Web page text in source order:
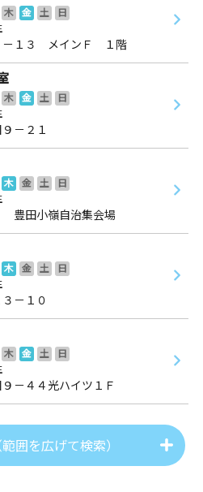
木 金 土
日
－１３ メインＦ １階
木 金 土
日
－２１
木 金 土
日
豊田小嶺自治集会場
木 金 土
日
－１０
木 金 土
日
－４４光ハイツ１Ｆ
囲を広げて検索）